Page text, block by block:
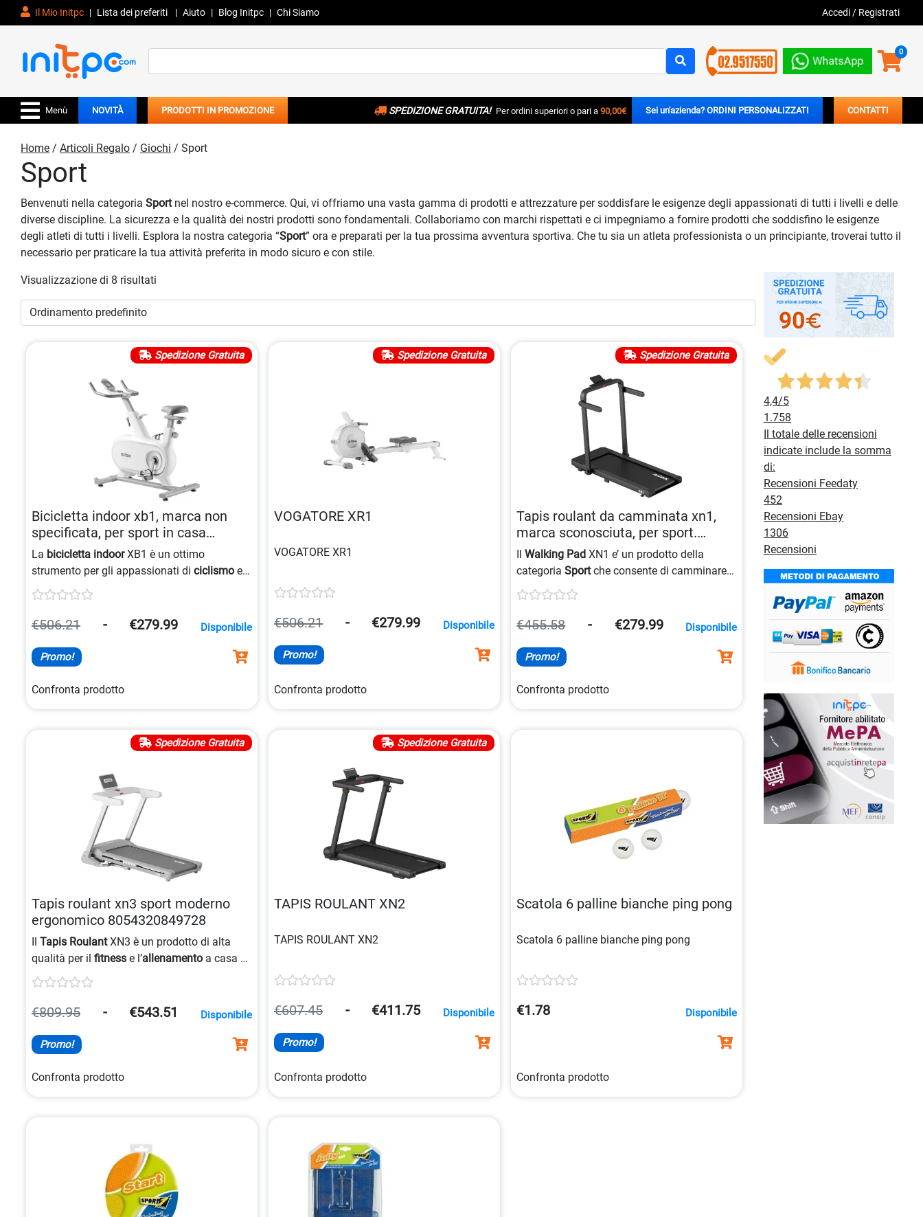
Il Mio Initpc | Lista dei preferiti | Aiuto | Blog Initpc | Chi Siamo Accedi / Registrati
for:
0
Menù NOVITÀ PRODOTTI IN PROMOZIONE SPEDIZIONE GRATUITA! Per ordini superiori o pari a 90,00€ Sei un'azienda? ORDINI PERSONALIZZATI CONTATTI
Home / Articoli Regalo / Giochi / Sport
Sport
Benvenuti nella categoria Sportnel nostro e-commerce. Qui, vi offriamo una vasta gamma di prodotti e attrezzature per soddisfare le esigenze degli appassionati di tutti i livelli e delle
diverse discipline. La sicurezza e la qualità dei nostri prodotti sono fondamentali. Collaboriamo con marchi rispettati e ci impegniamo a fornire prodotti che soddisfino le esigenze
degli atleti di tutti i livelli. Esplora la nostra categoria “Sport” ora e preparati per la tua prossima avventura sportiva. Che tu sia un atleta professionista o un principiante, troverai tutto il
necessario per praticare la tua attività preferita in modo sicuro e con stile.
Visualizzazione di 8 risultati
Spedizione Gratuita
Bicicletta indoor xb1, marca non
specificata, per sport in casa
8054320849735
La bicicletta indoorXB1 è un ottimo
strumento per gli appassionati di ciclismo e
fitness che desiderano allenarsi a casa.
Questa bicicletta statica
comoda e sicura per migliorare la
resistenza
e tonificare i muscoli delle
gambe.
€506.21 - €279.99 Disponibile
Promo!
Confronta prodotto
Spedizione Gratuita
VOGATORE XR1
VOGATORE XR1
€506.21 - €279.99 Disponibile
Promo!
Confronta prodotto
Spedizione Gratuita
Tapis roulant da camminata xn1,
marca sconosciuta, per sport.
8054320849704
IlWalking Pad XN1 e’ un prodotto della
categoriaSportche consente di camminare
in piena liberta’ e sicurezza. Questo
e’ progettato per essere compatto e facile da
usare.
€455.58 - €279.99 Disponibile
Promo!
Confronta prodotto
Spedizione Gratuita
Tapis roulant xn3 sport moderno
ergonomico 8054320849728
Il Tapis RoulantXN3 è un prodotto di alta
qualità per il fitness e l’allenamento a casa o
in palestra, ideale per migliorare la
e laforma fisica
€809.95 - €543.51 Disponibile
Promo!
Confronta prodotto
Spedizione Gratuita
TAPIS ROULANT XN2
TAPIS ROULANT XN2
€607.45 - €411.75 Disponibile
Promo!
Confronta prodotto
Scatola 6 palline bianche ping pong
Scatola 6 palline bianche ping pong
€1.78 Disponibile
Confronta prodotto
4,4/5
1.758
Il totale delle recensioni
indicate include la somma
di:
Recensioni Feedaty
452
Recensioni Ebay
1306
Recensioni